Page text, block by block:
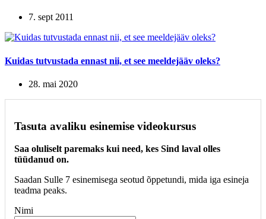
7. sept 2011
Kuidas tutvustada ennast nii, et see meeldejääv oleks?
28. mai 2020
Tasuta avaliku esinemise videokursus
Saa oluliselt paremaks kui need, kes Sind laval olles
tüüdanud on.
Saadan Sulle 7 esinemisega seotud õppetundi, mida iga esineja
teadma peaks.
Nimi